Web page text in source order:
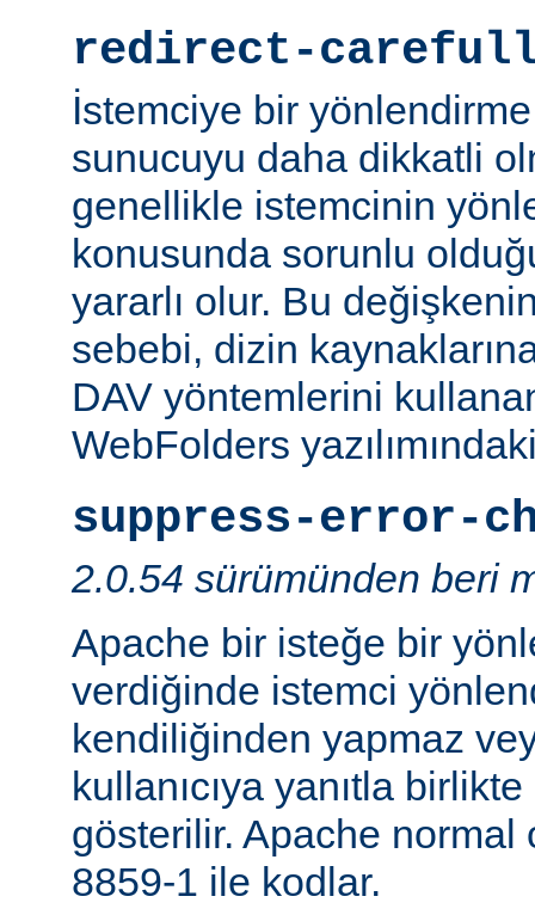
redirect-
İstemciye bir
sunucuyu daha dikkatli
genellikle istemcinin
konusunda sorunlu
yararlı olur. Bu
sebebi, dizin
DAV yöntemlerini
WebFolders
suppress-error-
2.0.54 sürümünden beri
Apache bir isteğe bir
verdiğinde istemci
kendiliğinden yapmaz
kullanıcıya yanıtla
gösterilir. Apache normal
8859-1 ile kodlar.